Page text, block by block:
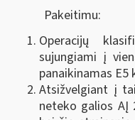
Pakeitimu:
Operacijų
sujungiami į
panaikinamas E5
Atsižvelgiant į
neteko galios AĮ